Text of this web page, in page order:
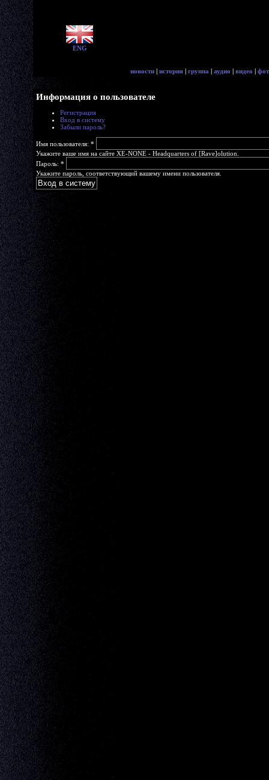
ENG
новости | история | группа | аудио | видео |
Информация о пользователе
Регистрация
Вход в систему
Забыли пароль?
Имя пользователя: *
Укажите ваше имя на сайте XE-NONE - Headquarters of [Rave]olution.
Пароль: *
Укажите пароль, соответствующий вашему имени пользователя.